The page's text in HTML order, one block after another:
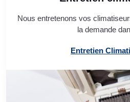
Nous entretenons vos
la demande
Entretien